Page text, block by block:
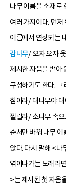
나무 이름을 소재로
여러 가지이다. 먼
이름에서 연상되는
감나무/ 오자 오자
제시한 자음을 받아
구성하기도 한다.
참아라/ 대나무야
찔릴라/ 소나무 속
순서만 바꿔 나무 이
않다. 다시 말해 <나
엮어나가는 노래라
>는 제시된 첫 자음